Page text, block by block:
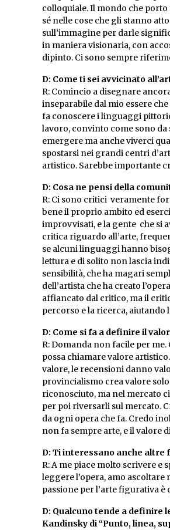
colloquiale. Il mondo che porto
sé nelle cose che gli stanno
sull’immagine per darle
in maniera visionaria, con
dipinto. Ci sono sempre
D: Come ti sei avvicinato
R: Comincio a disegnare
inseparabile dal mio essere
fa conoscere i linguaggi
lavoro, convinto come sono da
emergere ma anche viverci
spostarsi nei grandi centri
artistico. Sarebbe importante
D: Cosa ne pensi della
R: Ci sono critici veramente
bene il proprio ambito ed
improvvisati, e la gente che si
critica riguardo all’arte,
se alcuni linguaggi hanno
lettura e di solito non lascia
sensibilità, che ha magari
dell’artista che ha creato
affiancato dal critico, ma il
percorso e la ricerca,
D: Come si fa a definire il
R: Domanda non facile per me.
possa chiamare valore
valore, le recensioni danno
provincialismo crea valore
riconosciuto, ma nel mercato
per poi riversarli sul mercato.
da ogni opera che fa. Credo
non fa sempre arte, e il valore
D: Ti interessano anche altre
R: A me piace molto scrivere
leggere l’opera, amo
passione per l’arte figurativa
D: Qualcuno tende a definire
Kandinsky di “Punto, linea,